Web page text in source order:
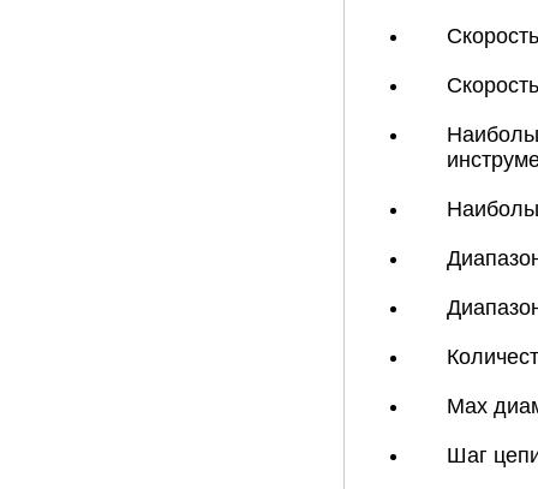
Max
Шаг